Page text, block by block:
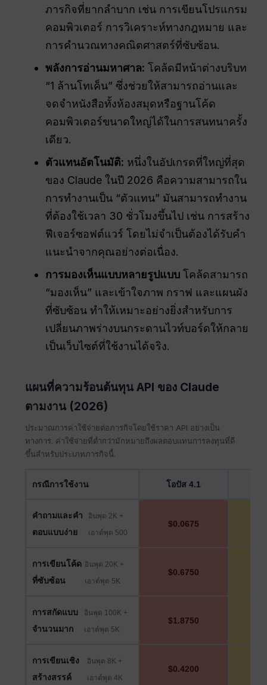
ภารกิจที่ยากลำบาก เช่น การเขียนโปรแกรม
คอมพิวเตอร์ การวิเคราะห์ทางกฎหมาย และ
การคำนวณทางคณิตศาสตร์ที่ซับซ้อน.
พลังการอ่านมหาศาล: โคล้ดมีหน้าต่างบริบท
“1 ล้านโทเค็น” ซึ่งช่วยให้สามารถอ่านและ
จดจำหนังสือทั้งห้องสมุดหรือฐานโค้ด
คอมพิวเตอร์ขนาดใหญ่ได้ในการสนทนาครั้ง
เดียว.
ตัวแทนอัตโนมัติ: หนึ่งในอัปเกรดที่ใหญ่ที่สุด
ของ Claude ในปี 2026 คือความสามารถใน
การทำงานเป็น “ตัวแทน” มันสามารถทำงาน
ที่ต้องใช้เวลา 30 ชั่วโมงขึ้นไป เช่น การสร้าง
ฟีเจอร์ซอฟต์แวร์ โดยไม่จำเป็นต้องได้รับคำ
แนะนำจากคุณอย่างต่อเนื่อง.
การมองเห็นแบบหลายรูปแบบ โคล้ดสามารถ
“มองเห็น” และเข้าใจภาพ กราฟ และแผนผัง
ที่ซับซ้อน ทำให้เหมาะอย่างยิ่งสำหรับการ
เปลี่ยนภาพร่างบนกระดานไวท์บอร์ดให้กลาย
เป็นเว็บไซต์ที่ใช้งานได้จริง.
แผนที่ความร้อนต้นทุน API ของ Claude
ตามงาน (2026)
ประมาณการค่าใช้จ่ายต่อภารกิจโดยใช้ราคา API อย่างเป็น
ทางการ. ค่าใช้จ่ายที่ต่ำกว่ามักหมายถึงผลตอบแทนการลงทุนที่ดี
ขึ้นสำหรับประเภทภารกิจนี้.
กรณีการใช้งาน โอปัส 4.1
คำถามและคำ
ตอบแบบง่าย
อินพุต 2K +
เอาต์พุต 500
$0.0675
การเขียนโค้ด
ที่ซับซ้อน
อินพุต 20K +
เอาต์พุต 5K
$0.6750
การสกัดแบบ
จำนวนมาก
อินพุต 100K +
เอาต์พุต 5K
$1.8750
การเขียนเชิง
สร้างสรรค์
อินพุต 8K +
เอาต์พุต 4K
$0.4200